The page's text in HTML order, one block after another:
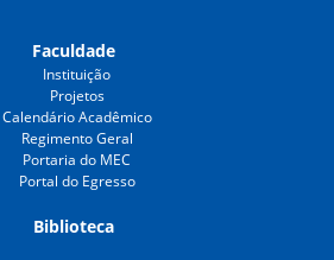
Faculdade
Instituição
Projetos
Calendário Acadêmico
Regimento Geral
Portaria do MEC
Portal do Egresso
Biblioteca